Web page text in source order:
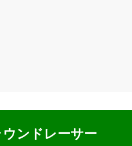
ンドレーサー